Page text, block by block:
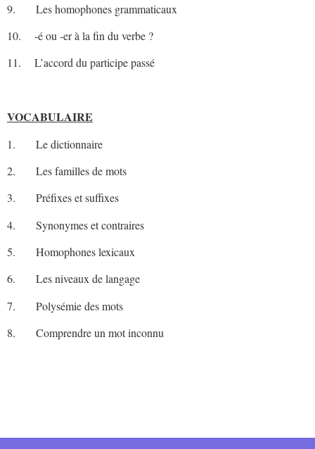
9. Les homophones grammaticaux
10. -é ou -er à la fin du verbe ?
11. L’accord du participe passé
VOCABULAIRE
1. Le dictionnaire
2. Les familles de mots
3. Préfixes et suffixes
4. Synonymes et contraires
5. Homophones lexicaux
6. Les niveaux de langage
7. Polysémie des mots
8. Comprendre un mot inconnu